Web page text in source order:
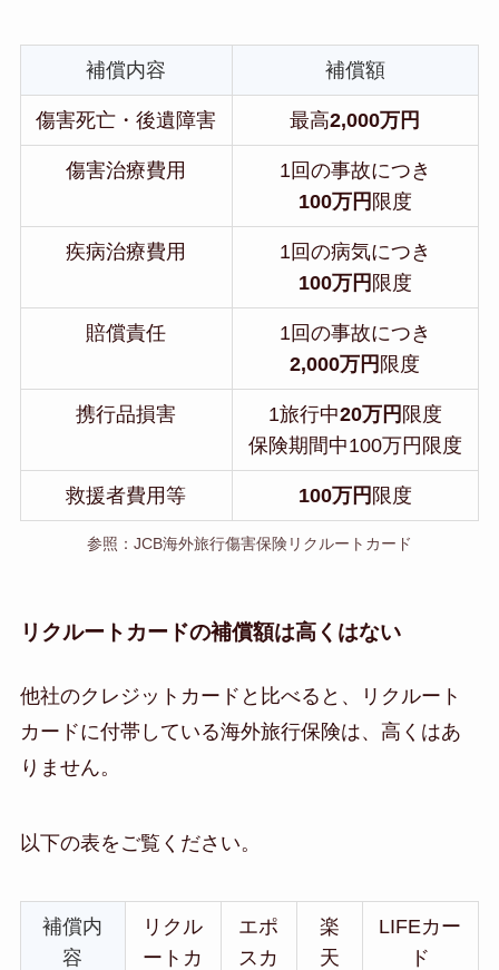
補償内容 補償額
傷害死亡・後遺障害 最高2,000万円
傷害治療費用
1回の事故につき
100万円 限度
疾病治療費用
1回の病気につき
100万円 限度
賠償責任
1回の事故につき
2,000万円 限度
携行品損害 1旅行中20万円 限度
保険期間中100万円限度
救援者費用等 100万円 限度
参照：JCB海外旅行傷害保険リクルートカード
リクルートカードの補償額は高くはない
他社のクレジットカードと比べると、リクルート
カードに付帯している海外旅行保険は、高くはあ
りません。
以下の表をご覧ください。
補償内
容
リクル
ートカ
エポ
スカ
楽
天
LIFEカー
ド